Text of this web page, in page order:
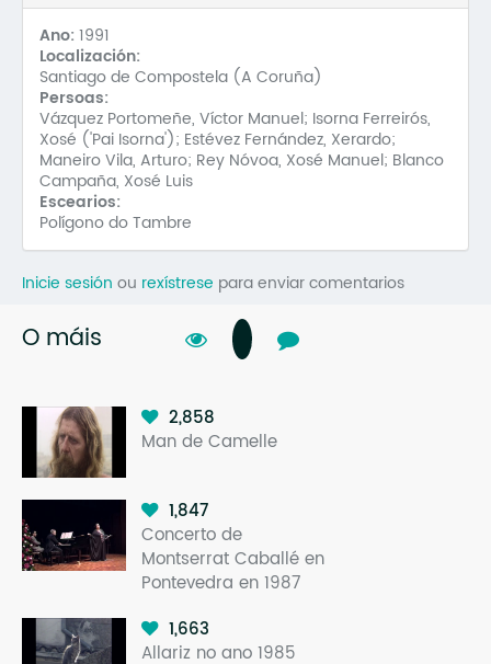
Ano: 1991
Localización:
Santiago de Compostela (A Coruña)
Persoas:
Vázquez Portomeñe, Víctor Manuel; Isorna Ferreirós,
Xosé ('Pai Isorna'); Estévez Fernández, Xerardo;
Maneiro Vila, Arturo; Rey Nóvoa, Xosé Manuel; Blanco
Campaña, Xosé Luis
Escearios:
Polígono do Tambre
Inicie sesión ou rexístrese para enviar comentarios
O máis
2,858
Man de Camelle
1,847
Concerto de
Montserrat Caballé en
Pontevedra en 1987
1,663
Allariz no ano 1985